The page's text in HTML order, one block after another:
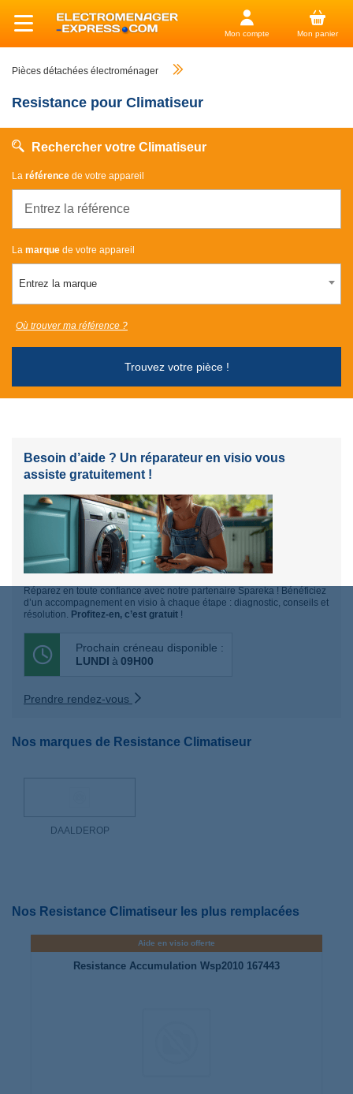
Mon compte Mon panier
Pièces détachées électroménager
Resistance pour Climatiseur
Rechercher votre Climatiseur
La référence de votre appareil
La marque de votre appareil
Entrez la marque
Trouvez votre pièce !
Où trouver ma référence ?
Besoin d’aide ? Un réparateur en visio vous
assiste gratuitement !
Réparez en toute confiance avec notre partenaire Spareka ! Bénéficiez
d’un accompagnement en visio à chaque étape : diagnostic, conseils et
résolution. Profitez-en, c’est gratuit !
Prochain créneau disponible :
LUNDI à 09H00
Prendre rendez-vous
Nos marques de Resistance Climatiseur
DAALDEROP
Nos Resistance Climatiseur les plus remplacées
Aide en visio offerte
Resistance Accumulation Wsp2010 167443